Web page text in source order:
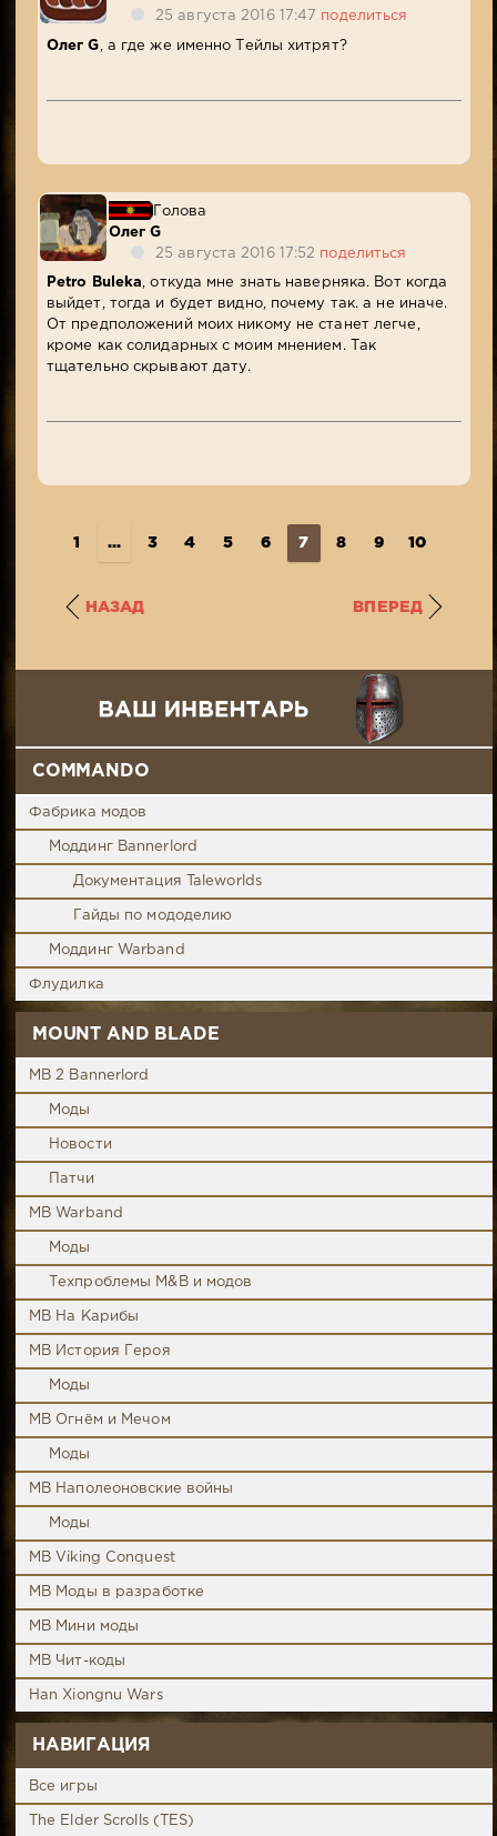
25 августа 2016 17:47 поделиться
Олег G , а где же именно Тейлы хитрят?
Голова
Олег G
25 августа 2016 17:52 поделиться
Petro Buleka, откуда мне знать наверняка. Вот когда
выйдет, тогда и будет видно, почему так. а не иначе.
От предположений моих никому не станет легче,
кроме как солидарных с моим мнением. Так
тщательно скрывают дату.
1 ... 3 4 5 6 7 8 9 10
НАЗАД ВПЕРЕД
COMMANDO
Фабрика модов
Моддинг Bannerlord
Документация Taleworlds
Гайды по мододелию
Моддинг Warband
Флудилка
MOUNT AND BLADE
MB 2 Bannerlord
Моды
Новости
Патчи
MB Warband
Моды
Техпроблемы M&B и модов
MB На Карибы
MB История Героя
Моды
MB Огнём и Мечом
Моды
MB Наполеоновские войны
Моды
MB Viking Conquest
MB Моды в разработке
MB Мини моды
MB Чит-коды
Han Xiongnu Wars
НАВИГАЦИЯ
Все игры
The Elder Scrolls (TES)